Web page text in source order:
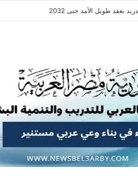
واللاعب يُرحب